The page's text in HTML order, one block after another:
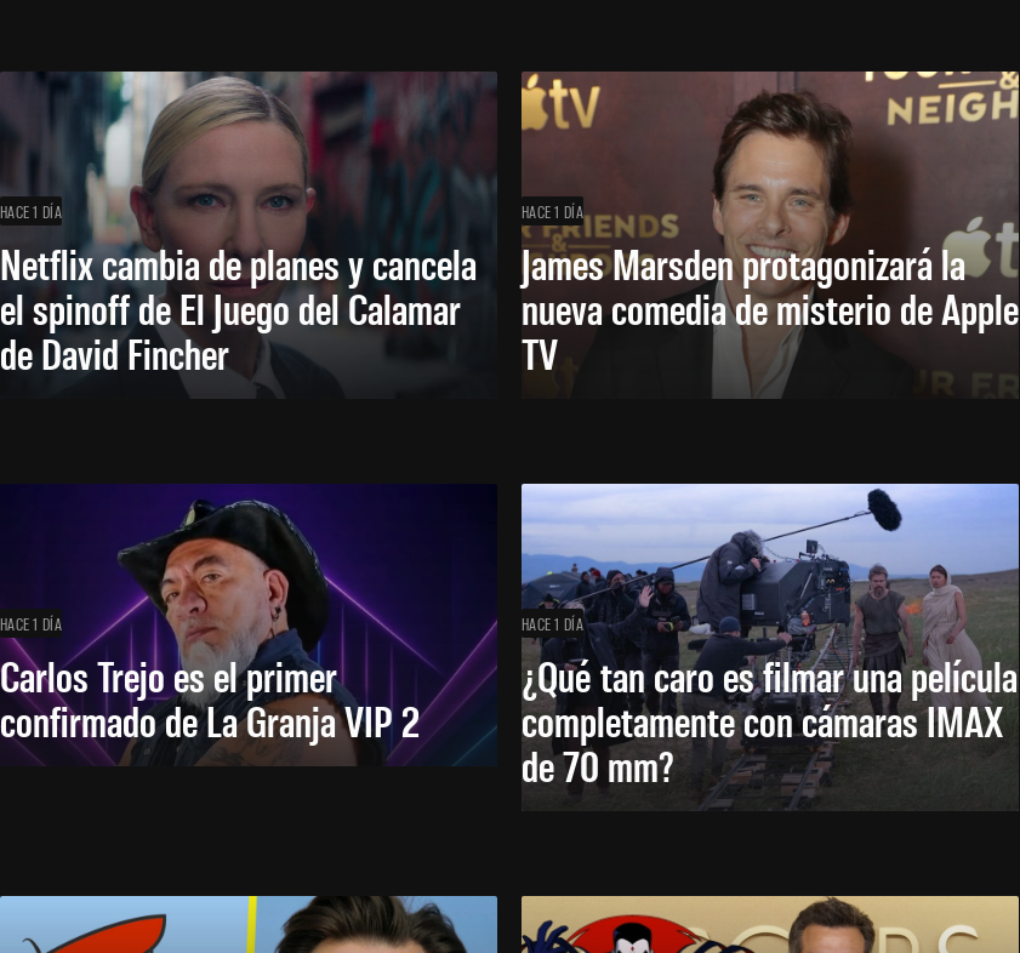
HACE 1 DÍA
Netflix cambia de planes y cancela
el spinoff de El Juego del Calamar
de David Fincher
HACE 1 DÍA
James Marsden protagonizará la
nueva comedia de misterio de Apple
TV
HACE 1 DÍA
Carlos Trejo es el primer
confirmado de La Granja VIP 2
HACE 1 DÍA
¿Qué tan caro es filmar una película
completamente con cámaras IMAX
de 70 mm?